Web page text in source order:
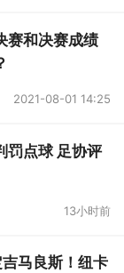
赛和决赛成绩
2021-08-01 14:25
罚点球 足协评
13小时前
马良斯！纽卡